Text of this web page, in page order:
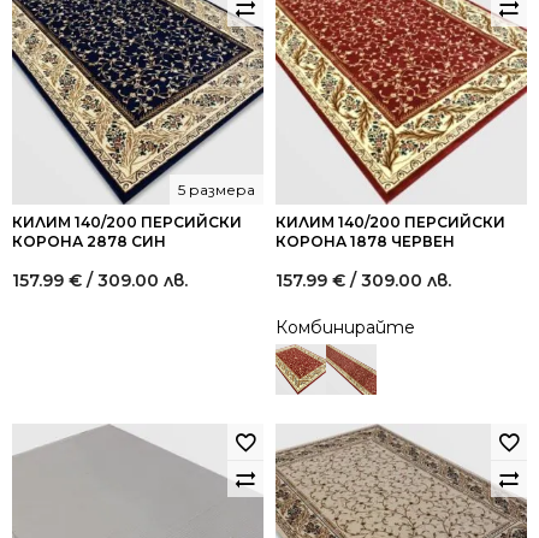
КИЛИМ 140/200 ПЕРСИЙСКИ
КОРОНА 2878 СИН
5 размера
157.99 € / 309.00 лв.
КИЛИМ 140/200 ПЕРСИЙСКИ
КОРОНА 1878 ЧЕРВЕН
157.99 € / 309.00 лв.
Комбинирайте